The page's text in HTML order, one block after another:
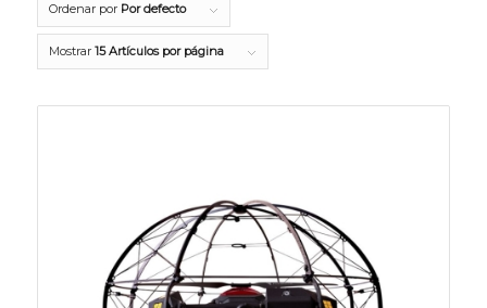
Ordenar por Por defecto
Mostrar 15 Artículos por página